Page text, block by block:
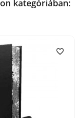
kategóriában:
